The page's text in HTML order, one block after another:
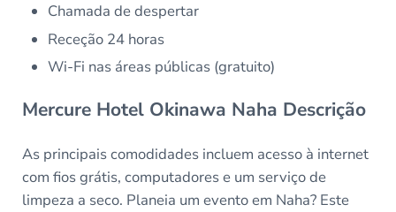
Chamada de despertar
Receção 24 horas
Wi-Fi nas áreas públicas (gratuito)
Mercure Hotel Okinawa Naha Descrição
As principais comodidades incluem acesso à internet
com fios grátis, computadores e um serviço de
limpeza a seco. Planeia um evento em Naha? Este